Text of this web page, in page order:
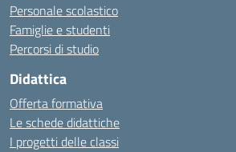
Personale scolastico
Famiglie e studenti
Percorsi di studio
Didattica
Offerta formativa
Le schede didattiche
I progetti delle classi